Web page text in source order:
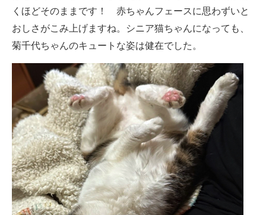
くほどそのままです！ 赤ちゃんフェースに思わずいと
おしさがこみ上げますね。シニア猫ちゃんになっても、
菊千代ちゃんのキュートな姿は健在でした。